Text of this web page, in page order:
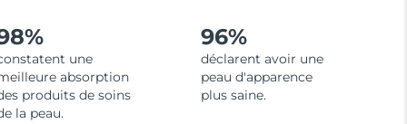
une
absorption
produits de soins
la peau.
96%
déclarent avoir une
peau d'apparence
plus saine.